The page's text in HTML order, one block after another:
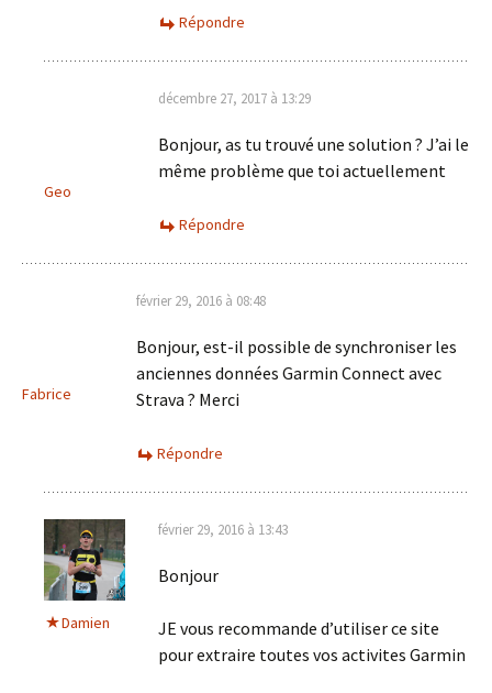
Répondre
Geo
décembre 27, 2017 à 13:29
Bonjour, as tu trouvé une solution ? J’ai le
même problème que toi actuellement
Répondre
Fabrice
février 29, 2016 à 08:48
Bonjour, est-il possible de synchroniser les
anciennes données Garmin Connect avec
Strava ? Merci
Répondre
Damien
février 29, 2016 à 13:43
Bonjour
JE vous recommande d’utiliser ce site
pour extraire toutes vos activites Garmin